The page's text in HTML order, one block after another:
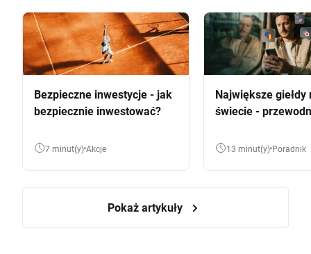
Bezpieczne inwestycje - jak
bezpiecznie inwestować?
7 minut(y) Akcje
Największe giełdy
świecie -
13 minut(y) Poradnik
Pokaż artykuły